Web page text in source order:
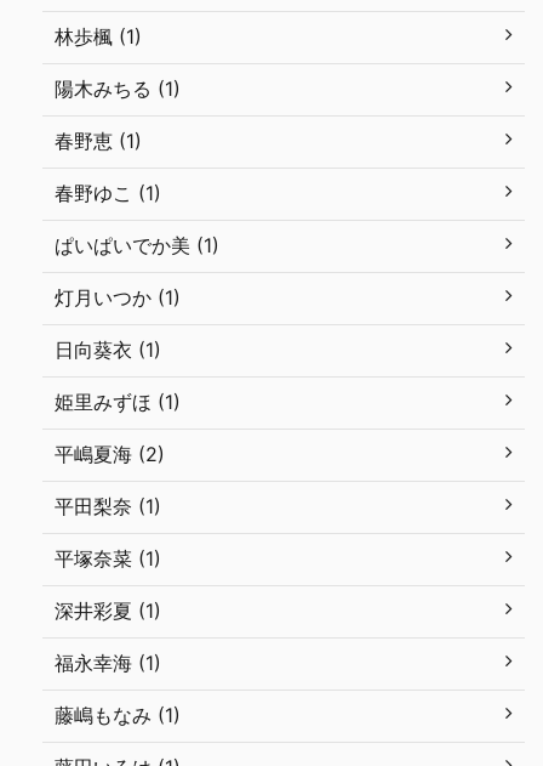
林歩楓 (1)
陽木みちる (1)
春野恵 (1)
春野ゆこ (1)
ぱいぱいでか美 (1)
灯月いつか (1)
日向葵衣 (1)
姫里みずほ (1)
平嶋夏海 (2)
平田梨奈 (1)
平塚奈菜 (1)
深井彩夏 (1)
福永幸海 (1)
藤嶋もなみ (1)